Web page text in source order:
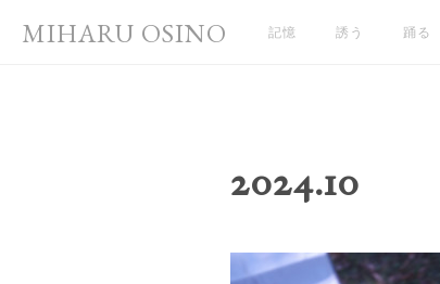
MIHARU OSINO 記憶 誘う 踊る
2024.10